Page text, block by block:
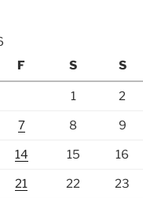
F S S
1 2
7 8 9
14 15 16
21 22 23